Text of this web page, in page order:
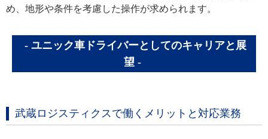
め、地形や条件を考慮した操作が求められます。
ユニック車ドライバーとしてのキャリアと展
望
武蔵ロジスティクスで働くメリットと対応業務